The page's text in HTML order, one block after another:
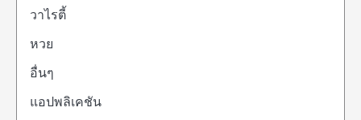
วาไรตี้
หวย
อื่นๆ
แอปพลิเคชัน